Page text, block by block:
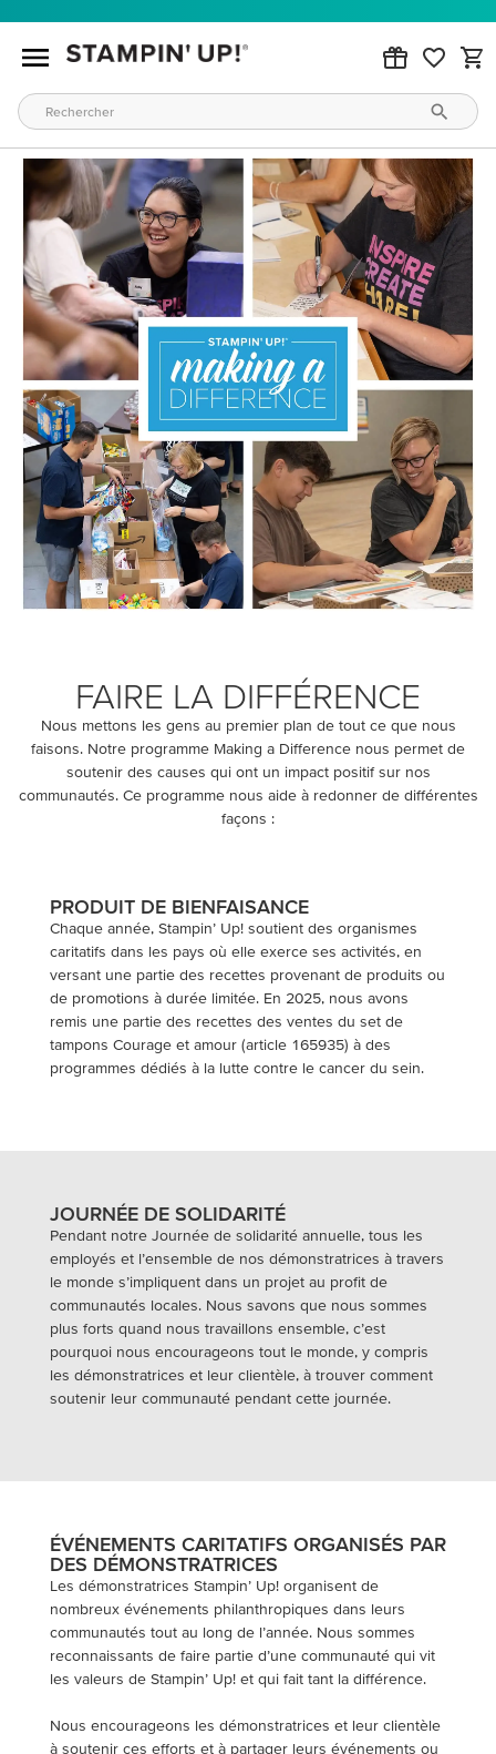
FAIRE LA DIFFÉRENCE
Nous mettons les gens au premier plan de tout ce que nous
faisons. Notre programme Making a Difference nous permet de
soutenir des causes qui ont un impact positif sur nos
communautés. Ce programme nous aide à redonner de différentes
façons :
PRODUIT DE BIENFAISANCE
Chaque année, Stampin’ Up! soutient des organismes
caritatifs dans les pays où elle exerce ses activités, en
versant une partie des recettes provenant de produits ou
de promotions à durée limitée. En 2025, nous avons
remis une partie des recettes des ventes du set de
tampons Courage et amour (article 165935) à des
programmes dédiés à la lutte contre le cancer du sein.
JOURNÉE DE SOLIDARITÉ
Pendant notre Journée de solidarité annuelle, tous les
employés et l’ensemble de nos démonstratrices à travers
le monde s’impliquent dans un projet au profit de
communautés locales. Nous savons que nous sommes
plus forts quand nous travaillons ensemble, c’est
pourquoi nous encourageons tout le monde, y compris
les démonstratrices et leur clientèle, à trouver comment
soutenir leur communauté pendant cette journée.
ÉVÉNEMENTS CARITATIFS ORGANISÉS PAR
DES DÉMONSTRATRICES
Les démonstratrices Stampin’ Up! organisent de
nombreux événements philanthropiques dans leurs
communautés tout au long de l’année. Nous sommes
reconnaissants de faire partie d’une communauté qui vit
les valeurs de Stampin’ Up! et qui fait tant la différence.
Nous encourageons les démonstratrices et leur clientèle
à soutenir ces efforts et à partager leurs événements ou